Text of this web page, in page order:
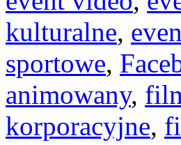
kulturalne,
sportowe,
animowany,
korporacyjne,